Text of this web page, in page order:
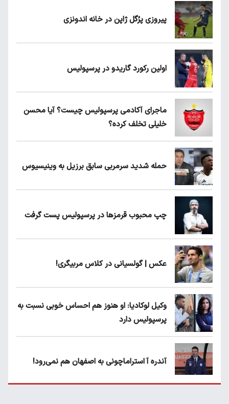
پیروزی پرُگل ژاپن در خانه اندونزی
اولین رکورد گاریدو در پرسپولیس
ماجرای آکادمی پرسپولیس چیست؟ آیا محسن
خلیلی تخلف کرده؟
حمله شدید سرمربی سابق برزیل به وینیسیوس
چپ محبوب قرمزها در پرسپولیس پست گرفت
عکس | گولسیانی در کلاس مربیگری!
وکیل لوکادیا: او هنوز هم احساس خوبی نسبت به
پرسپولیس دارد
آندره آ استراماچونی به اصفهان هم نمی‌رود!